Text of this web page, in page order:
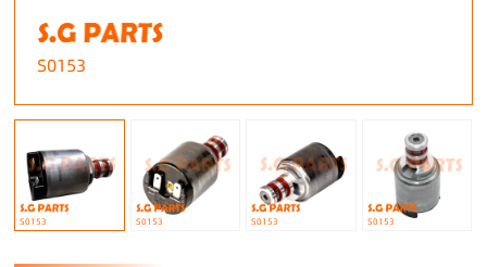
S0153
S0153 S0153 S0153 S0153